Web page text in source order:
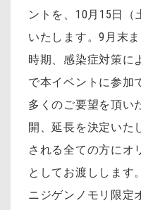
ントを、10月15日（
いたします。9月末
時期、感染症対策に
で本イベントに参加
多くのご要望を頂い
開、延長を決定いた
される全ての方にオ
としてお渡しします。
ニジゲンノモリ限定